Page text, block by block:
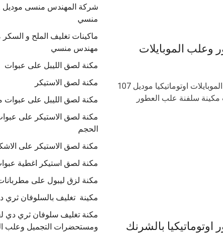
وعلب الموبايلات
مكينة سلفنة علب العطور وعلب الموبايلات اوتوماتيكيا موديل 107
سلفنة علب العطور
بالشرنك
منسي
مهندس منسي
مكنة لصق الليبل على عبوات
مكنة لصق الاستيكر
مكنة لصق الليبل على عبوات
مكنة لصق الاستيكر على
الحجم
مكنة لصق الاستيكر على
مكنة لصق استيكر اغطية
مكنة لزق ليبول على
مكينة تغليف بالسلوفان ثري دي
مكنة تغليف سلوفان ثري دي
ومستحضرات التجميل وعلب